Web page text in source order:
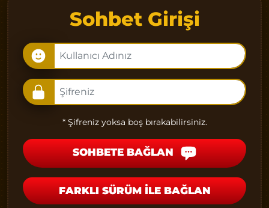
Sohbet Girişi
* Şifreniz yoksa boş bırakabilirsiniz.
SOHBETE BAĞLAN
FARKLI SÜRÜM İLE BAĞLAN